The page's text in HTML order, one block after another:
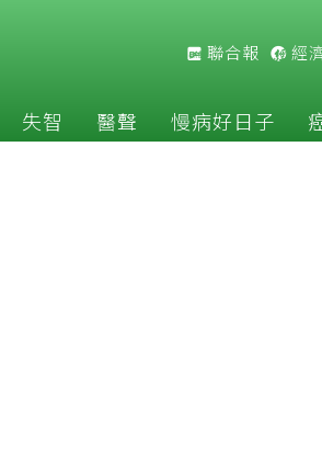
聯合報 經
失智 醫聲 慢病好日子